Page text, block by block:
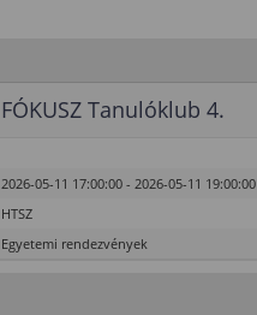
FÓKUSZ Tanulóklub 4.
2026-05-11 17:00:00 - 2026-05-11 19:00:00
HTSZ
Egyetemi rendezvények